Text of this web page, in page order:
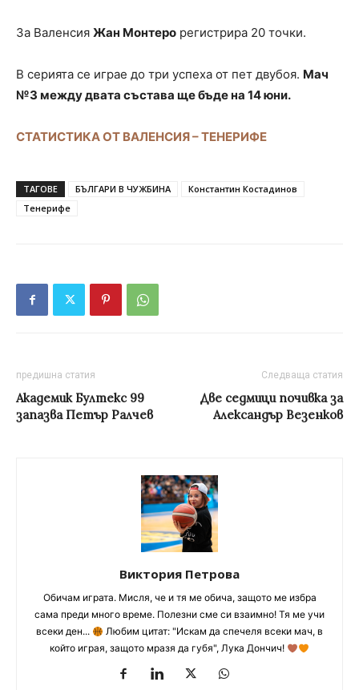
За Валенсия Жан Монтеро регистрира 20 точки.
В серията се играе до три успеха от пет двубоя. Мач
№3 между двата състава ще бъде на 14 юни.
СТАТИСТИКА ОТ ВАЛЕНСИЯ – ТЕНЕРИФЕ
ТАГОВЕ БЪЛГАРИ В ЧУЖБИНА
Константин Костадинов
Тенерифе
предишна статия
Академик Бултекс 99
запазва Петър Ралчев
Следваща статия
Две седмици почивка за
Александър Везенков
Виктория Петрова
Обичам играта. Мисля, че и тя ме обича, защото ме избра
сама преди много време. Полезни сме си взаимно! Тя ме учи
всеки ден...
Любим цитат: "Искам да спечеля всеки мач, в
който играя, защото мразя да губя", Лука Дончич!